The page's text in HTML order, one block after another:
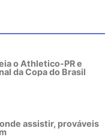
o Athletico-PR e
da Copa do Brasil
assistir, prováveis